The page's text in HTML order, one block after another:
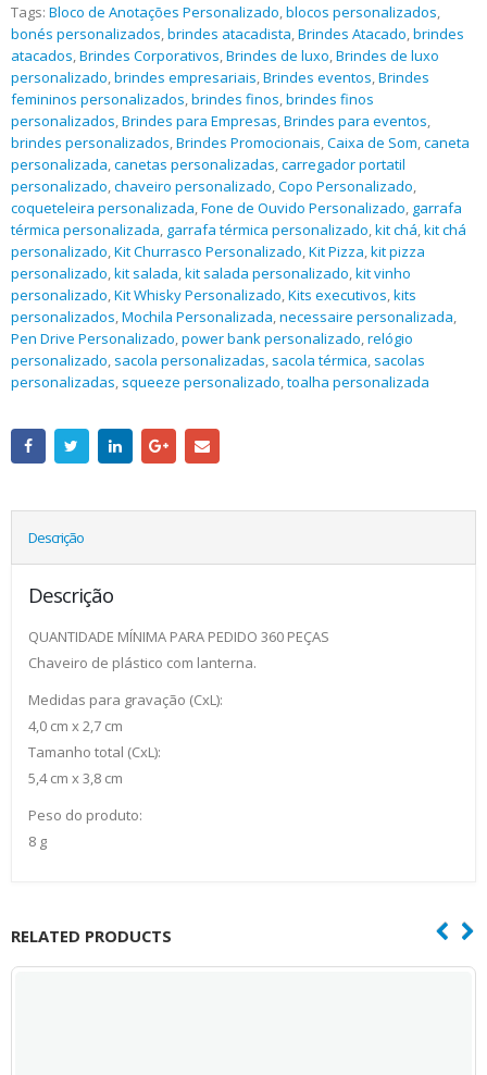
Tags: Bloco de Anotações Personalizado,blocos personalizados,
bonés personalizados,brindes atacadista,Brindes Atacado,brindes
atacados,Brindes Corporativos,Brindes de luxo,Brindes de luxo
personalizado,brindes empresariais,Brindes eventos,Brindes
femininos personalizados,brindes finos,brindes finos
personalizados,Brindes para Empresas,Brindes para eventos,
brindes personalizados,Brindes Promocionais,Caixa de Som,caneta
personalizada,canetas personalizadas,carregador portatil
personalizado,chaveiro personalizado,Copo Personalizado,
coqueteleira personalizada,Fone de Ouvido Personalizado, garrafa
térmica personalizada, garrafa térmica personalizado,kit chá,kit chá
personalizado,Kit Churrasco Personalizado,Kit Pizza,kit pizza
personalizado,kit salada,kit salada personalizado,kit vinho
personalizado,Kit Whisky Personalizado,Kits executivos,kits
personalizados,Mochila Personalizada,necessaire personalizada,
Pen Drive Personalizado,power bank personalizado,relógio
personalizado, sacola personalizadas, sacola térmica, sacolas
personalizadas, squeeze personalizado,toalha personalizada
Descrição
Descrição
QUANTIDADE MÍNIMA PARA PEDIDO 360 PEÇAS
Chaveiro de plástico com lanterna.
Medidas para gravação (CxL):
4,0 cm x 2,7 cm
Tamanho total (CxL):
5,4 cm x 3,8 cm
Peso do produto:
8 g
RELATED PRODUCTS